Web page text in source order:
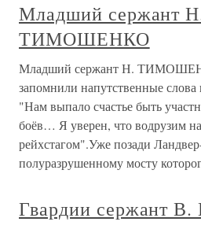
Младший сержант
ТИМОШЕНКО
Младший сержант Н.
запомнили напутственные слова
"Нам выпало счастье быть
боёв… Я уверен, что водрузим
рейхстагом".Уже позади
полуразрушенному мосту
Гвардии сержант